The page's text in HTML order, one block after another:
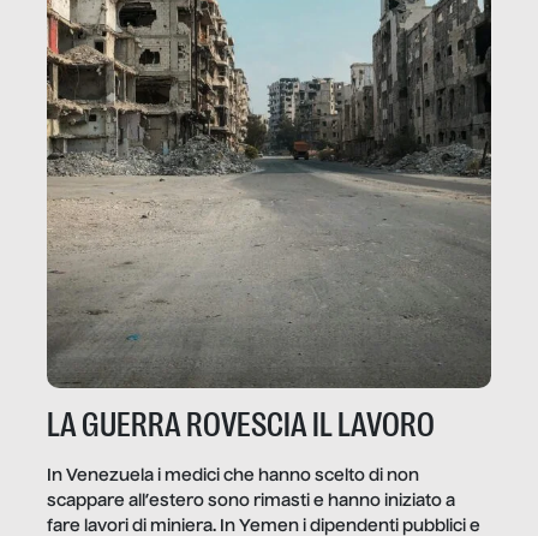
LA GUERRA ROVESCIA IL LAVORO
In Venezuela i medici che hanno scelto di non
scappare all’estero sono rimasti e hanno iniziato a
fare lavori di miniera. In Yemen i dipendenti pubblici e